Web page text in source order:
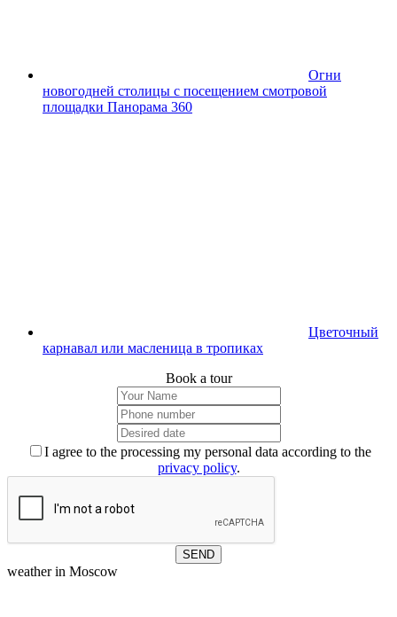
Огни
новогодней столицы с посещением смотровой
площадки Панорама 360
Цветочный
карнавал или масленица в тропиках
Book a tour
I agree to the processing my personal data according to the
privacy policy.
weather in Moscow